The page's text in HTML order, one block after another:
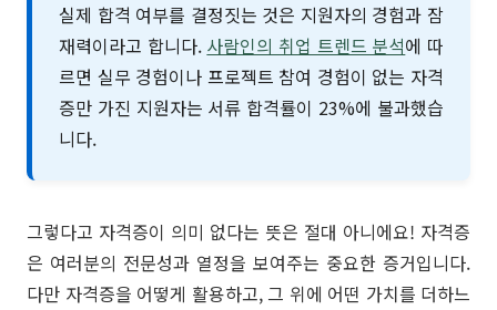
실제 합격 여부를 결정짓는 것은 지원자의 경험과 잠
재력이라고 합니다. 사람인의 취업 트렌드 분석에 따
르면 실무 경험이나 프로젝트 참여 경험이 없는 자격
증만 가진 지원자는 서류 합격률이 23%에 불과했습
니다.
그렇다고 자격증이 의미 없다는 뜻은 절대 아니에요! 자격증
은 여러분의 전문성과 열정을 보여주는 중요한 증거입니다.
다만 자격증을 어떻게 활용하고, 그 위에 어떤 가치를 더하느